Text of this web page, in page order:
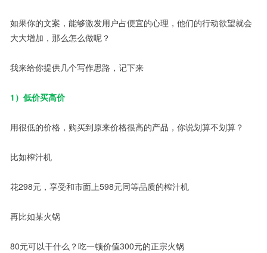
如果你的文案，能够激发用户占便宜的心理，他们的行动欲望就会
大大增加，那么怎么做呢？
我来给你提供几个写作思路，记下来
1）低价买高价
用很低的价格，购买到原来价格很高的产品，你说划算不划算？
比如榨汁机
花298元，享受和市面上598元同等品质的榨汁机
再比如某火锅
80元可以干什么？吃一顿价值300元的正宗火锅